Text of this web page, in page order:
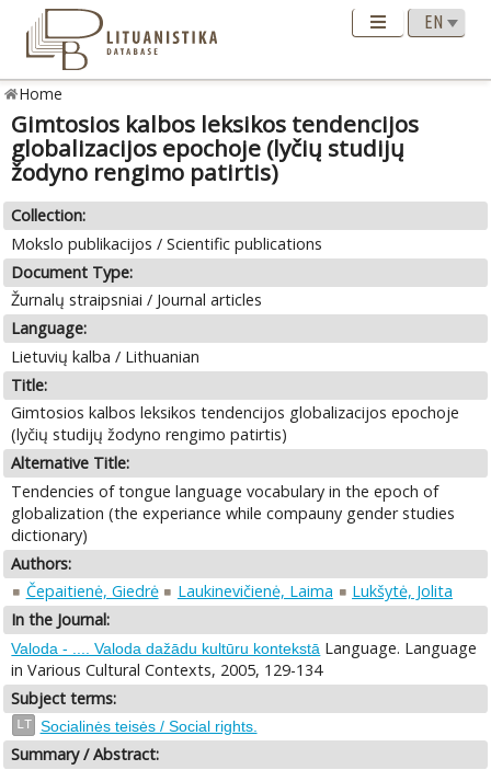
Home
Gimtosios kalbos leksikos tendencijos
globalizacijos epochoje (lyčių studijų
žodyno rengimo patirtis)
Collection:
Mokslo publikacijos / Scientific publications
Document Type:
Žurnalų straipsniai / Journal articles
Language:
Lietuvių kalba / Lithuanian
Title:
Gimtosios kalbos leksikos tendencijos globalizacijos epochoje
(lyčių studijų žodyno rengimo patirtis)
Alternative Title:
Tendencies of tongue language vocabulary in the epoch of
globalization (the experiance while compauny gender studies
dictionary)
Authors:
Čepaitienė, Giedrė
Laukinevičienė, Laima
Lukšytė, Jolita
In the Journal:
Valoda - .... Valoda dažādu kultūru kontekstā Language. Language
in Various Cultural Contexts, 2005, 129-134
Subject terms:
LT Socialinės teisės / Social rights.
Summary / Abstract: